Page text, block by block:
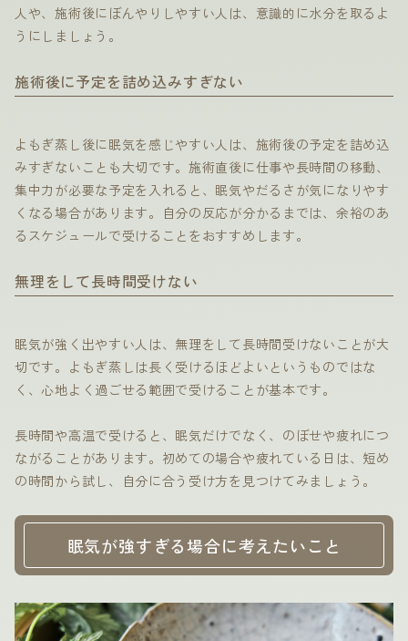
人や、施術後にぼんやりしやすい人は、意識的に水分を取るよ
うにしましょう。
施術後に予定を詰め込みすぎない
よもぎ蒸し後に眠気を感じやすい人は、施術後の予定を詰め込
みすぎないことも大切です。施術直後に仕事や長時間の移動、
集中力が必要な予定を入れると、眠気やだるさが気になりやす
くなる場合があります。自分の反応が分かるまでは、余裕のあ
るスケジュールで受けることをおすすめします。
無理をして長時間受けない
眠気が強く出やすい人は、無理をして長時間受けないことが大
切です。よもぎ蒸しは長く受けるほどよいというものではな
く、心地よく過ごせる範囲で受けることが基本です。
長時間や高温で受けると、眠気だけでなく、のぼせや疲れにつ
ながることがあります。初めての場合や疲れている日は、短め
の時間から試し、自分に合う受け方を見つけてみましょう。
眠気が強すぎる場合に考えたいこと